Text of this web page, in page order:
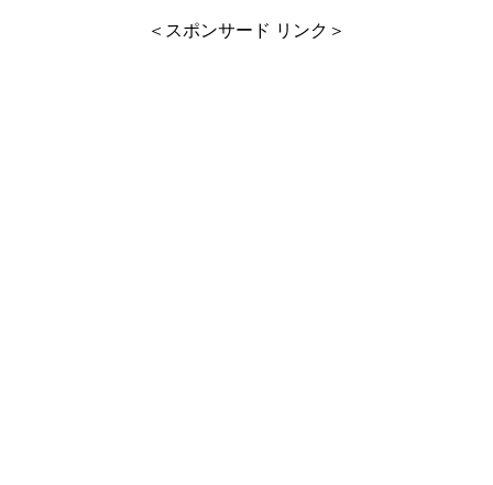
＜スポンサード リンク＞